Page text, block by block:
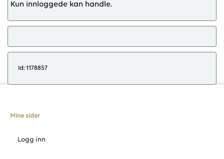
Kun innloggede kan handle.
Id: 1178857
Mine sider
Logg inn